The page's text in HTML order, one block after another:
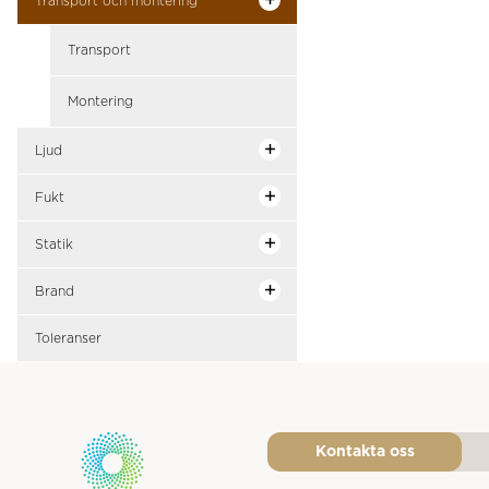
Transport
Montering
Ljud
Fukt
Statik
Brand
Toleranser
Kontakta oss